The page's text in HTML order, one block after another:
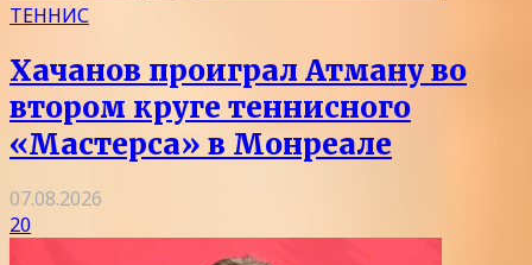
ТЕННИС
Хачанов проиграл Атману во
втором круге теннисного
«Мастерса» в Монреале
07.08.2026
20